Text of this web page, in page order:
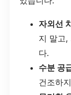
자외선
지 말고,
다.
수분 공
건조하